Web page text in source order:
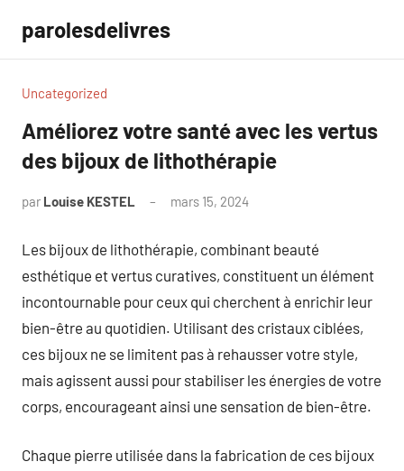
contenu
parolesdelivres
Uncategorized
Améliorez votre santé avec les vertus
des bijoux de lithothérapie
par Louise KESTEL mars 15, 2024
Les bijoux de lithothérapie, combinant beauté
esthétique et vertus curatives, constituent un élément
incontournable pour ceux qui cherchent à enrichir leur
bien-être au quotidien. Utilisant des cristaux ciblées,
ces bijoux ne se limitent pas à rehausser votre style,
mais agissent aussi pour stabiliser les énergies de votre
corps, encourageant ainsi une sensation de bien-être.
Chaque pierre utilisée dans la fabrication de ces bijoux